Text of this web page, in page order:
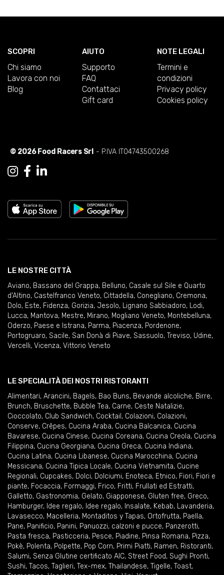
SCOPRI
Chi siamo
Lavora con noi
Blog
AIUTO
Supporto
FAQ
Contattaci
Gift card
NOTE LEGALI
Termini e
condizioni
Privacy policy
Cookies policy
© 2026 Food Racers Srl - P.IVA IT04743500268
LE NOSTRE CITTÀ
Aviano, Bassano del Grappa, Belluno, Casale sul Sile e Quarto
d'Altino, Castelfranco Veneto, Cittadella, Conegliano, Cremona,
Dolo, Este, Fidenza, Gorizia, Jesolo, Lignano Sabbiadoro, Lodi,
Lucca, Mantova, Mestre, Mirano, Mogliano Veneto, Montebelluna,
Oderzo, Paese e Istrana, Parma, Piacenza, Pordenone,
Portogruaro, Sacile, San Donà di Piave, Sassuolo, Treviso, Udine,
Vercelli, Vicenza, Vittorio Veneto
LE SPECIALITÀ DEI NOSTRI RISTORANTI
Alimentari, Arancini, Bagels, Bao Buns, Bevande alcoliche, Birre,
Brunch, Bruschette, Bubble Tea, Carne, Ceste Natalizie,
Cioccolato, Club Sandwich, Cocktail , Colazioni, Colazioni,
Conserve, Crêpes, Cucina Araba, Cucina Balcanica, Cucina
Bavarese, Cucina Cinese, Cucina Coreana, Cucina Creola, Cucina
Filippina, Cucina Georgiana, Cucina Greca, Cucina Indiana,
Cucina Latina, Cucina Libanese, Cucina Marocchina, Cucina
Messicana, Cucina Tipica Locale, Cucina Vietnamita, Cucine
Regionali, Cupcakes, Dolci, Dolciumi, Enoteca, Etnico, Fiori, Fiori e
piante, Focaccia, Formaggi, Frico, Fritti, Frullati ed Estratti,
Galletto, Gastronomia, Gelato, Giapponese, Gluten free, Greco,
Hamburger, Idee regalo, Idee regalo, Insalate, Kebab, Lavanderia,
Lavasecco, Macelleria, Montaditos y Tapas, Ortofrutta, Paella,
Pane, Panificio, Panini, Panuozzi, calzoni e pucce, Panzerotti,
Pasta fresca, Pasticceria, Pesce, Piadine, Pinsa Romana, Pizza,
Pokè, Polenta, Polpette, Pop Corn, Primi Piatti, Ramen, Ristoranti,
Salumi, Senza Glutine certificato AIC, Street Food, Sughi Pronti,
Sushi, Tacos, Taglieri, Tex-mex, Thailandese, Tigelle, Toast,